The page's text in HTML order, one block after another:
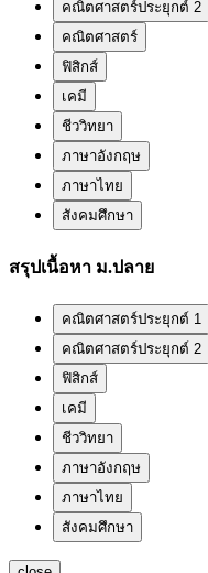
คณิตศาสตร์ประยุกต์ 2
คณิตศาสตร์
ฟิสิกส์
เคมี
ชีววิทยา
ภาษาอังกฤษ
ภาษาไทย
สังคมศึกษา
สรุปเนื้อหา ม.ปลาย
คณิตศาสตร์ประยุกต์ 1
คณิตศาสตร์ประยุกต์ 2
ฟิสิกส์
เคมี
ชีววิทยา
ภาษาอังกฤษ
ภาษาไทย
สังคมศึกษา